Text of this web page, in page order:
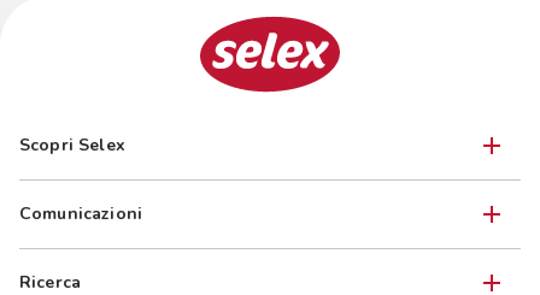
Scopri Selex
Comunicazioni
Ricerca